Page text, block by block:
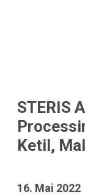
STERIS
Ketil,
16. Mai 2022